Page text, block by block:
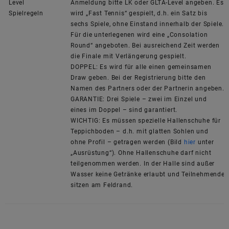
Level
Spielregeln
Anmeldung bitte LK oder GLTA-Level angeben. Es
wird „Fast Tennis“ gespielt, d.h. ein Satz bis
sechs Spiele, ohne Einstand innerhalb der Spiele.
Für die unterlegenen wird eine „Consolation
Round“ angeboten. Bei ausreichend Zeit werden
die Finale mit Verlängerung gespielt.
DOPPEL: Es wird für alle einen gemeinsamen
Draw geben. Bei der Registrierung bitte den
Namen des Partners oder der Partnerin angeben.
GARANTIE: Drei Spiele – zwei im Einzel und
eines im Doppel – sind garantiert.
WICHTIG: Es müssen spezielle Hallenschuhe für
Teppichboden – d.h. mit glatten Sohlen und
ohne Profil – getragen werden (Bild
hier unter
„Ausrüstung“). Ohne Hallenschuhe darf nicht
teilgenommen werden. In der Halle sind außer
Wasser keine Getränke erlaubt und Teilnehmende
sitzen am Feldrand.